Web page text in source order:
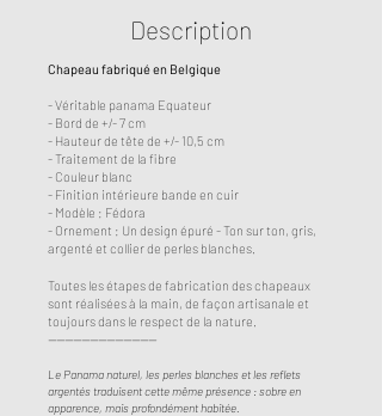
Description
Chapeau fabriqué en Belgique
- Véritable panama Equateur
- Bord de +/- 7 cm
- Hauteur de tête de +/- 10,5 cm
- Traitement de la fibre
- Couleur blanc
- Finition intérieure bande en cuir
- Modèle : Fédora
- Ornement : Un design épuré - Ton sur ton, gris,
argenté et collier de perles blanches.
Toutes les étapes de fabrication des chapeaux
sont réalisées à la main, de façon artisanale et
toujours dans le respect de la nature.
​​--------------------------
Le Panama naturel, les perles blanches et les reflets
argentés traduisent cette même présence : sobre en
apparence, mais profondément habitée.